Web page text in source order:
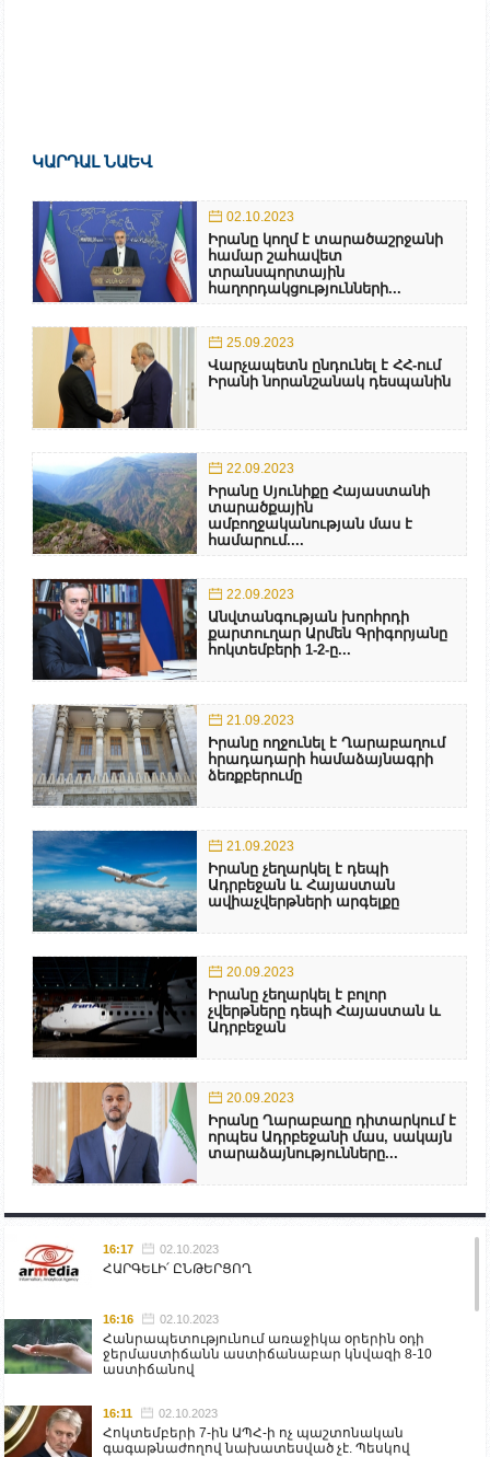
ԿԱՐԴԱԼ ՆԱԵՎ
02.10.2023
Իրանը կողմ է տարածաշրջանի
համար շահավետ
տրանսպորտային
հաղորդակցությունների...
25.09.2023
Վարչապետն ընդունել է ՀՀ-ում
Իրանի նորանշանակ դեսպանին
22.09.2023
Իրանը Սյունիքը Հայաստանի
տարածքային
ամբողջականության մաս է
համարում....
22.09.2023
Անվտանգության խորհրդի
քարտուղար Արմեն Գրիգորյանը
հոկտեմբերի 1-2-ը...
21.09.2023
Իրանը ողջունել է Ղարաբաղում
հրադադարի համաձայնագրի
ձեռքբերումը
21.09.2023
Իրանը չեղարկել է դեպի
Ադրբեջան և Հայաստան
ավիաչվերթների արգելքը
20.09.2023
Իրանը չեղարկել է բոլոր
չվերթները դեպի Հայաստան և
Ադրբեջան
20.09.2023
Իրանը Ղարաբաղը դիտարկում է
որպես Ադրբեջանի մաս, սակայն
տարաձայնությունները...
16:17 02.10.2023
ՀԱՐԳԵԼԻ՛ ԸՆԹԵՐՑՈՂ
16:16 02.10.2023
Հանրապետությունում առաջիկա օրերին օդի
ջերմաստիճանն աստիճանաբար կնվազի 8-10
աստիճանով
16:11 02.10.2023
Հոկտեմբերի 7-ին ԱՊՀ-ի ոչ պաշտոնական
գագաթնաժողով նախատեսված չէ. Պեսկով